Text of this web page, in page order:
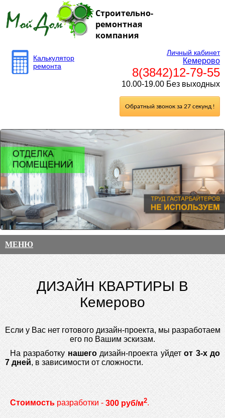
Строительно-
ремонтная
компания
Калькулятор
ремонта
Личный кабинет
Кемерово
8(3842)12-79-55
10.00-19.00 Без выходных
Обратный звонок за 27 секунд !
МЕНЮ
ДИЗАЙН КВАРТИРЫ В
Кемерово
Если у Вас нет готового дизайн-проекта, мы разработаем
его по Вашим эскизам.
На разработку нашегодизайн-проекта уйдетот 3-х до
7 дней, в зависимости от сложности.
Стоимостьразработки -300 руб/м2.